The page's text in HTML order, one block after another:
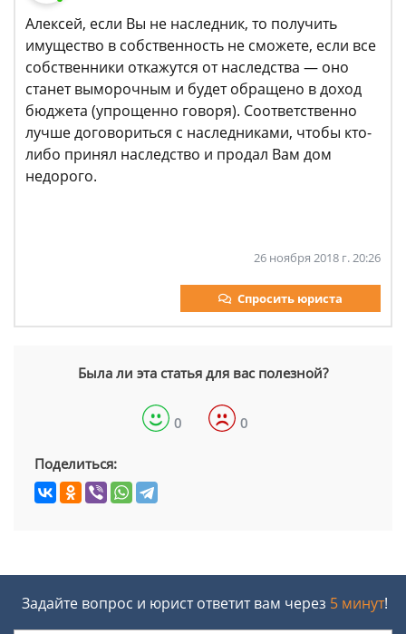
Алексей, если Вы не наследник, то получить
имущество в собственность не сможете, если все
собственники откажутся от наследства — оно
станет выморочным и будет обращено в доход
бюджета (упрощенно говоря). Соответственно
лучше договориться с наследниками, чтобы кто-
либо принял наследство и продал Вам дом
недорого.
26 ноября 2018 г. 20:26
Спросить юриста
Была ли эта статья для вас полезной?
0 0
Поделиться:
Задайте вопрос и юрист ответит вам через 5 минут!